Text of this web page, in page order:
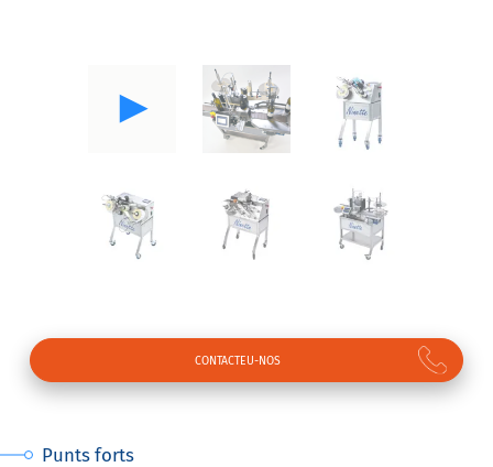
CONTACTEU-NOS
Punts forts